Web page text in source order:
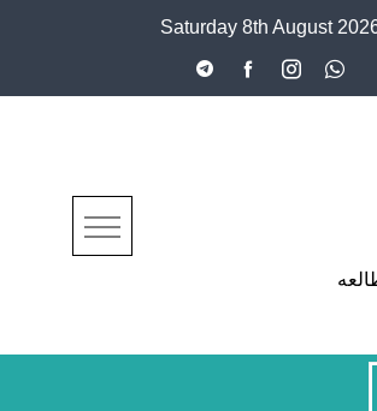
Saturday 8th August